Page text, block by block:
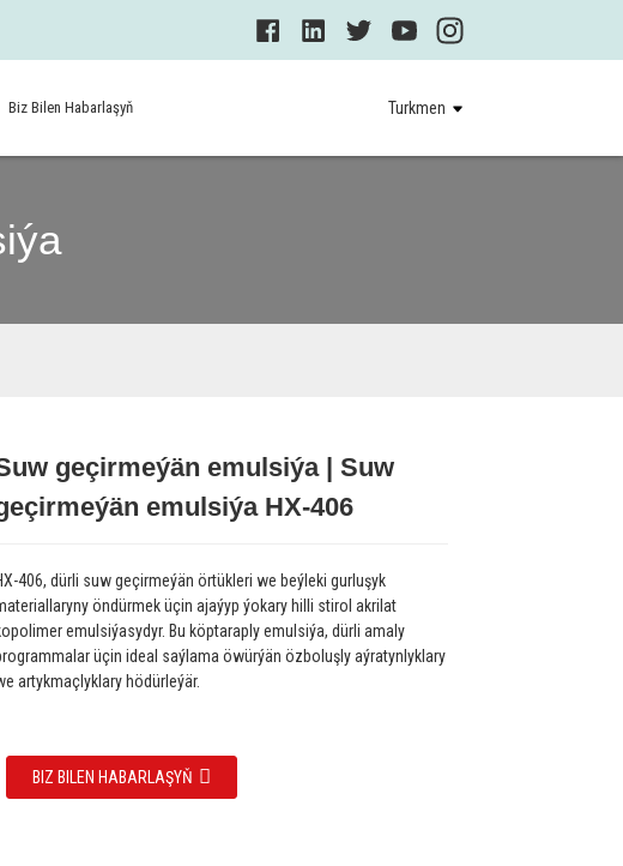
Biz Bilen Habarlaşyň Turkmen
Loading...
Loading...
geçirmeýän emulsiýa | Suw
emulsiýa HX-406
406, dürli suw geçirmeýän örtükleri we beýleki gurluşyk
öndürmek üçin ajaýyp ýokary hilli stirol akrilat
emulsiýasydyr. Bu köptaraply emulsiýa, dürli amaly
üçin ideal saýlama öwürýän özboluşly aýratynlyklary
artykmaçlyklary hödürleýär.
BIZ BILEN HABARLAŞYŇ